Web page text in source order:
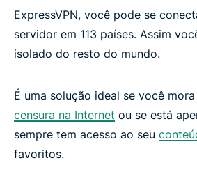
ExpressVPN, você pode se
servidor em 113 países. Assim
isolado do resto do mundo.
É uma solução ideal se você
censura na Internet ou se está
sempre tem acesso ao seu
favoritos.